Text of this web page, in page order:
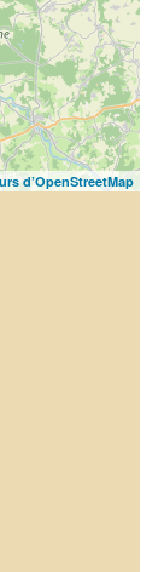
d’OpenStreetMap